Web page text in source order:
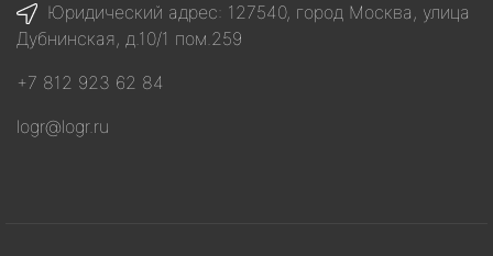
Юридический адрес: 127540, город Москва, улица
Дубнинская, д.10/1 пом.259
+7 812 923 62 84
logr@logr.ru